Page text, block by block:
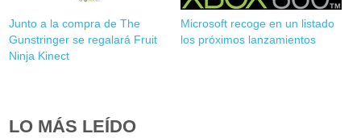
Junto a la compra de The
Gunstringer se regalará Fruit
Ninja Kinect
Microsoft recoge en un listado
los próximos lanzamientos
LO MÁS LEÍDO